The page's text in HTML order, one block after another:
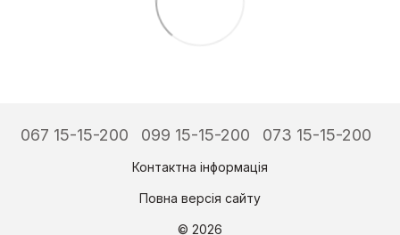
067 15-15-200 099 15-15-200 073 15-15-200
Контактна інформація
Повна версія сайту
© 2026